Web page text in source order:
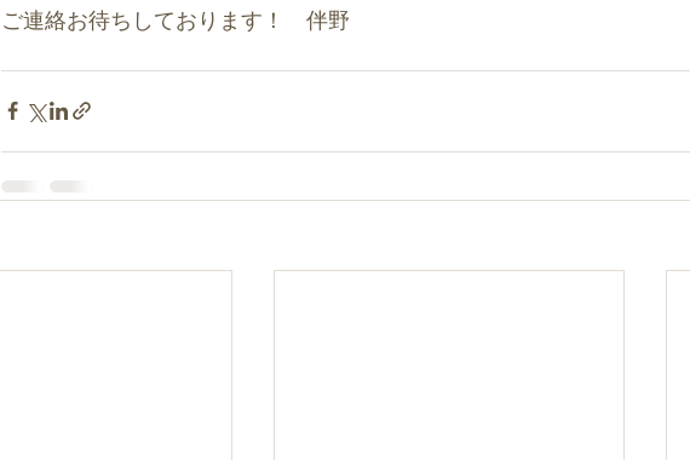
ご連絡お待ちしております！　伴野